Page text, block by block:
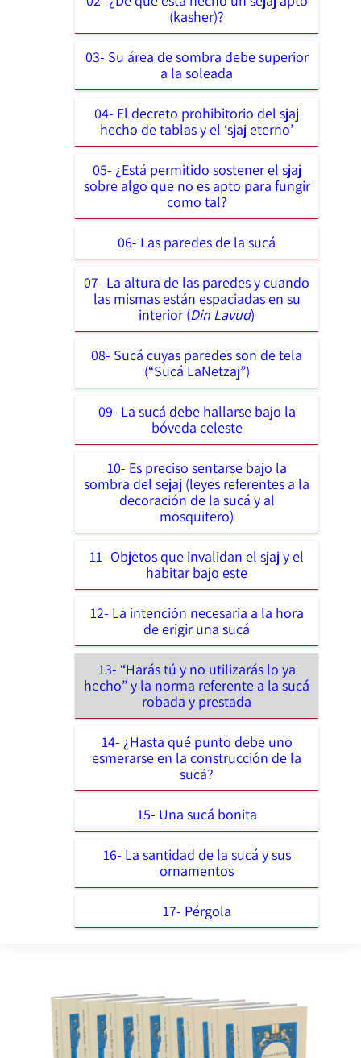
(kasher)?
03- Su área de sombra debe superior
a la soleada
04- El decreto prohibitorio del sjaj
hecho de tablas y el ‘sjaj eterno’
05- ¿Está permitido sostener el sjaj
sobre algo que no es apto para fungir
como tal?
06- Las paredes de la sucá
07- La altura de las paredes y cuando
las mismas están espaciadas en su
interior (Din Lavud)
08- Sucá cuyas paredes son de tela
(“Sucá LaNetzaj”)
09- La sucá debe hallarse bajo la
bóveda celeste
10- Es preciso sentarse bajo la
sombra del sejaj (leyes referentes a la
decoración de la sucá y al
mosquitero)
11- Objetos que invalidan el sjaj y el
habitar bajo este
12- La intención necesaria a la hora
de erigir una sucá
13- “Harás tú y no utilizarás lo ya
hecho” y la norma referente a la sucá
robada y prestada
14- ¿Hasta qué punto debe uno
esmerarse en la construcción de la
sucá?
15- Una sucá bonita
16- La santidad de la sucá y sus
ornamentos
17- Pérgola